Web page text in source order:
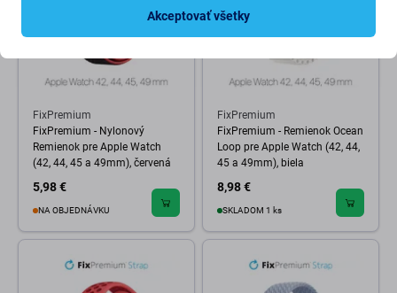
FixPremium
FixPremium - Nylonový
Remienok pre Apple Watch
(42, 44, 45 a 49mm), červená
5,98 €
NA OBJEDNÁVKU
FixPremium
FixPremium - Remienok Ocean
Loop pre Apple Watch (42, 44,
45 a 49mm), biela
8,98 €
SKLADOM 1 ks
Akceptovať všetky